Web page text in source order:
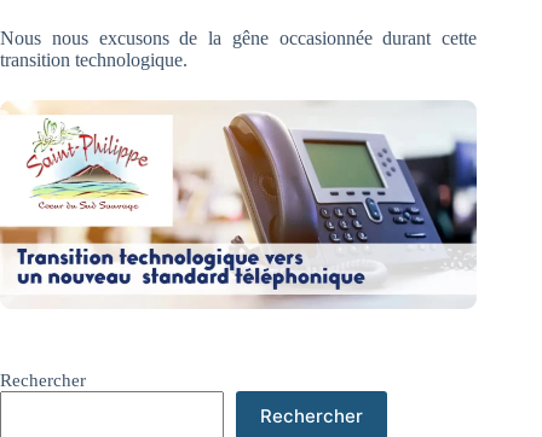
Nous nous excusons de la gêne occasionnée durant cette
transition technologique.
Rechercher
Rechercher